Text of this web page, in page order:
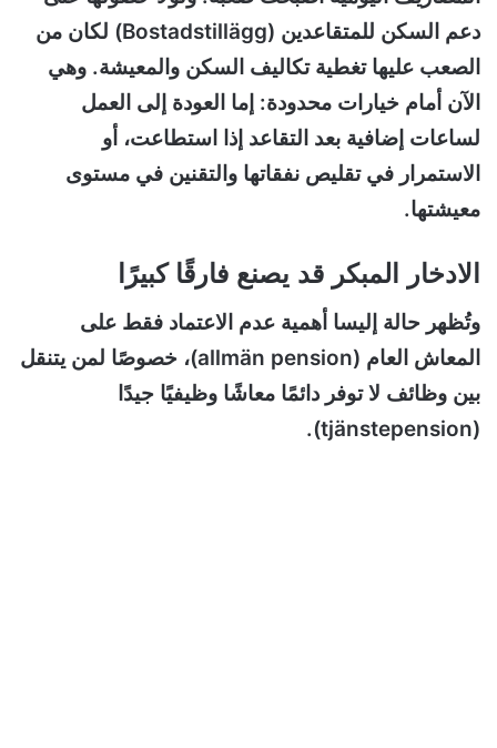
دعم السكن للمتقاعدين (Bostadstillägg) لكان من
الصعب عليها تغطية تكاليف السكن والمعيشة. وهي
الآن أمام خيارات محدودة: إما العودة إلى العمل
لساعات إضافية بعد التقاعد إذا استطاعت، أو
الاستمرار في تقليص نفقاتها والتقنين في مستوى
معيشتها.
الادخار المبكر قد يصنع فارقًا كبيرًا
وتُظهر حالة إليسا أهمية عدم الاعتماد فقط على
المعاش العام (allmän pension)، خصوصًا لمن يتنقل
بين وظائف لا توفر دائمًا معاشًا وظيفيًا جيدًا
(tjänstepension).